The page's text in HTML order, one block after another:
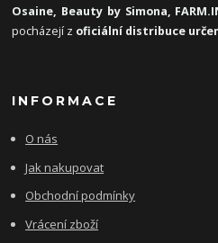
Osaine, Beauty by Simona,
pocházejí z oficiální distribuce
INFORMACE
O nás
Jak nakupovat
Obchodní podmínky
Vrácení zboží